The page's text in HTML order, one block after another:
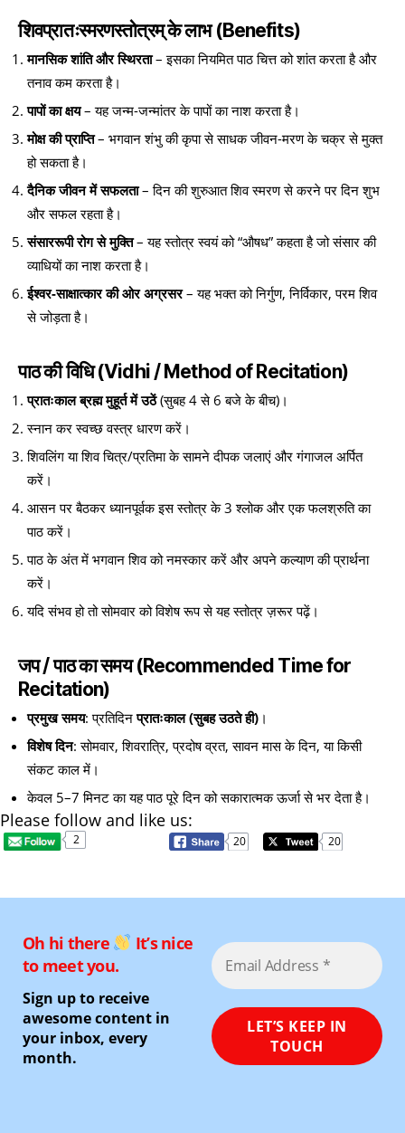
शिवप्रातःस्मरणस्तोत्रम् के लाभ (Benefits)
मानसिक शांति और स्थिरता– इसका नियमित पाठ चित्त को शांत करता है और
तनाव कम करता है।
पापों का क्षय– यह जन्म-जन्मांतर के पापों का नाश करता है।
मोक्ष की प्राप्ति– भगवान शंभु की कृपा से साधक जीवन-मरण के चक्र से मुक्त
हो सकता है।
दैनिक जीवन में सफलता– दिन की शुरुआत शिव स्मरण से करने पर दिन शुभ
और सफल रहता है।
संसाररूपी रोग से मुक्ति– यह स्तोत्र स्वयं को “औषध” कहता है जो संसार की
व्याधियों का नाश करता है।
ईश्वर-साक्षात्कार की ओर अग्रसर– यह भक्त को निर्गुण, निर्विकार, परम शिव
से जोड़ता है।
पाठ की विधि (Vidhi / Method of Recitation)
प्रातःकाल ब्रह्म मुहूर्त में उठें(सुबह 4 से 6 बजे के बीच)।
स्नान कर स्वच्छ वस्त्र धारण करें।
शिवलिंग या शिव चित्र/प्रतिमा के सामने दीपक जलाएं और गंगाजल अर्पित
करें।
आसन पर बैठकर ध्यानपूर्वक इस स्तोत्र के 3 श्लोक और एक फलश्रुति का
पाठ करें।
पाठ के अंत में भगवान शिव को नमस्कार करें और अपने कल्याण की प्रार्थना
करें।
यदि संभव हो तो सोमवार को विशेष रूप से यह स्तोत्र ज़रूर पढ़ें।
जप / पाठ का समय (Recommended Time for
Recitation)
प्रमुख समय: प्रतिदिनप्रातःकाल (सुबह उठते ही) ।
विशेष दिन: सोमवार, शिवरात्रि, प्रदोष व्रत, सावन मास के दिन, या किसी
संकट काल में।
केवल 5–7 मिनट का यह पाठ पूरे दिन को सकारात्मक ऊर्जा से भर देता है।
Please follow and like us:
2 20 20
Oh hi there
It’s nice
to meet you.
Sign up to receive
awesome content in
your inbox, every
month.